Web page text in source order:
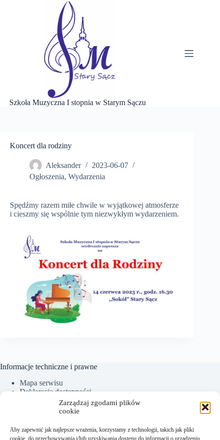
Zarządzaj zgodami plików
cookie
Aby zapewnić jak najlepsze wrażenia, korzystamy z technologii, takich jak pliki
cookie, do przechowywania i/lub uzyskiwania dostępu do informacji o urządzeniu.
Szkoła Muzyczna I stopnia w Starym Sączu
Koncert dla rodziny
Aleksander
2023-06-07
Ogłoszenia, Wydarzenia
Spędźmy razem miłe chwile w wyjątkowej atmosferze
i cieszmy się wspólnie tym niezwykłym wydarzeniem.
Informacje techniczne i prawne
Mapa serwisu
Deklaracja dostępności
Ochrona Danych Osobowych
Polityka plików cookies (EU)